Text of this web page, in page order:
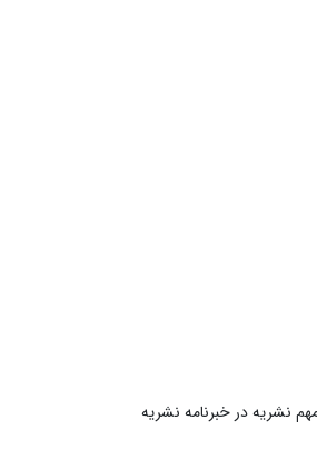
نشریه در خبرنامه نشریه